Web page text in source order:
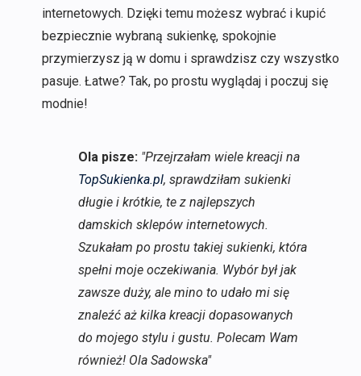
internetowych. Dzięki temu możesz wybrać i kupić
bezpiecznie wybraną sukienkę, spokojnie
przymierzysz ją w domu i sprawdzisz czy wszystko
pasuje. Łatwe? Tak, po prostu wyglądaj i poczuj się
modnie!
Ola pisze: "Przejrzałam wiele kreacji na
TopSukienka.pl, sprawdziłam sukienki
długie i krótkie, te z najlepszych
damskich sklepów internetowych.
Szukałam po prostu takiej sukienki, która
spełni moje oczekiwania. Wybór był jak
zawsze duży, ale mino to udało mi się
znaleźć aż kilka kreacji dopasowanych
do mojego stylu i gustu. Polecam Wam
również! Ola Sadowska"